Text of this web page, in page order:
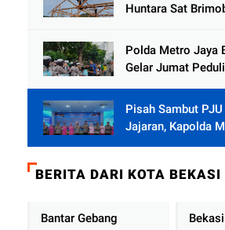
Huntara Sat
Polda Metro Jaya
Gelar Jumat
Pisah Sambut
Jajaran, Kapolda
Tekankan
BERITA DARI KOTA BEKASI
Bantar Gebang